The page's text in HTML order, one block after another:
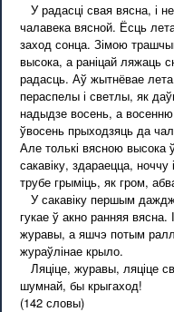
У радасці свая вясна, і
чалавека вясной. Ёсць
заход сонца. Зімою
высока, а раніцай ляжаць
радасць. Аў жытнёвае
пераспелы і светлы, як
надыдзе восень, а восенню
ўвосень прыходзяць да
Але толькі вясною высока
сакавіку, здараецца,
трубе грыміць, як гром,
У сакавіку першым
гукае ў акно ранняя
журавы, а яшчэ потым
жураўлінае крыло.
Ляціце, журавы, ляціце
шумнай, бы крыгаход!
(142 словы)